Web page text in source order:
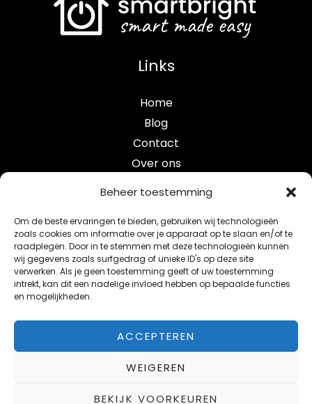
Beheer toestemming
Om de beste ervaringen te bieden, gebruiken wij technologieën
zoals cookies om informatie over je apparaat op te slaan en/of te
raadplegen. Door in te stemmen met deze technologieën kunnen
wij gegevens zoals surfgedrag of unieke ID's op deze site
verwerken. Als je geen toestemming geeft of uw toestemming
intrekt, kan dit een nadelige invloed hebben op bepaalde functies
en mogelijkheden.
ACCEPTEREN
WEIGEREN
BEKIJK VOORKEUREN
Links
Home
Blog
Contact
Over ons
Categorieën
crypto
e-mobility
maak je studentenkamer smart verbeter je leefomgev
smart blog
Copyright © 2026 Smartbright